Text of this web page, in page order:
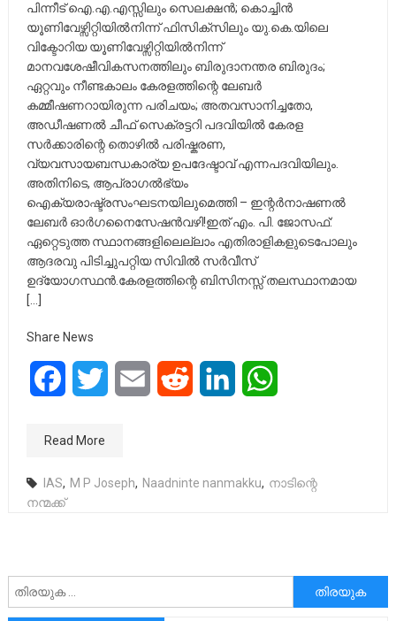
പിന്നീട് ഐ.എ.എസ്സിലും സെലക്ഷൻ; കൊച്ചിൻ
യൂണിവേഴ്സിറ്റിയിൽനിന്ന് ഫിസിക്സിലും യു.കെ.യിലെ
വിക്ടോറിയ യൂണിവേഴ്സിറ്റിയിൽനിന്ന്
മാനവശേഷീവികസനത്തിലും ബിരുദാനന്തര ബിരുദം;
ഏറ്റവും നീണ്ടകാലം കേരളത്തിന്റെ ലേബർ
കമ്മീഷണറായിരുന്ന പരിചയം; അതവസാനിച്ചതോ,
അഡീഷണൽ ചീഫ് സെക്രട്ടറി പദവിയിൽ കേരള
സർക്കാരിന്റെ തൊഴിൽ പരിഷ്കരണ,
വ്യവസായബന്ധകാര്യ ഉപദേഷ്ടാവ് എന്നപദവിയിലും.
അതിനിടെ, ആപ്രാഗൽഭ്യം
ഐക്യരാഷ്ട്രസംഘടനയിലുമെത്തി – ഇന്റർനാഷണൽ
ലേബർ ഓർഗനൈസേഷൻവഴി!ഇത് എം. പി. ജോസഫ്:
ഏറ്റെടുത്ത സ്ഥാനങ്ങളിലെല്ലാം എതിരാളികളുടെപോലും
ആദരവു പിടിച്ചുപറ്റിയ സിവിൽ സർവീസ്
ഉദ്യോഗസ്ഥൻ.കേരളത്തിന്റെ ബിസിനസ്സ് തലസ്ഥാനമായ
[…]
Share News
FacebookTwitter Email Reddit LinkedIn
Read More
IAS, M P Joseph, Naadninte nanmakku, നാടിന്റെ
നന്മക്ക്
അനേഷിക്കുക